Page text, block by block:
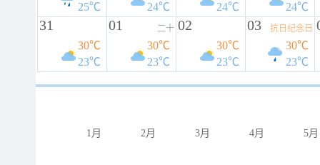
25℃
24℃
24℃
24℃
31
30℃
23℃
01 二十
30℃
23℃
02
30℃
23℃
03 抗日纪念日
30℃
23℃
1月 2月 3月 4月 5月